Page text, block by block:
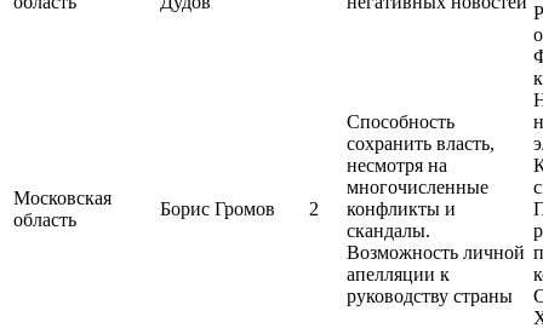
Московская
область
Борис Громов 2
Способность
сохранить власть,
несмотря на
многочисленные
конфликты и
скандалы.
Возможность личной
апелляции к
руководству страны